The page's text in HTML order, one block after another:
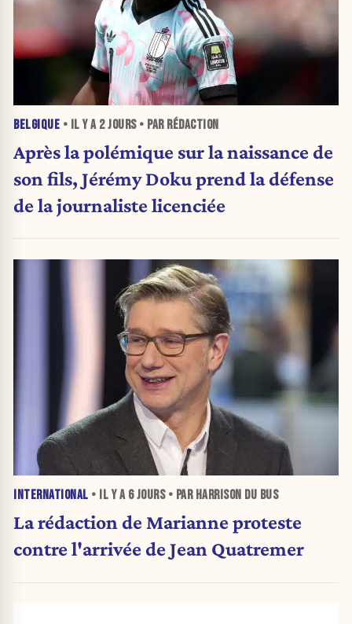
BELGIQUE • IL Y A 2 JOURS• PAR RÉDACTION
Après la polémique sur la naissance de
son fils, Jérémy Doku prend la défense
de la journaliste licenciée
INTERNATIONAL • IL Y A 6 JOURS• PAR HARRISON DU BUS
La rédaction de Marianne proteste
contre l'arrivée de Jean Quatremer